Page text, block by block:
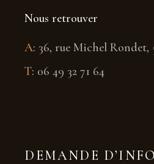
Nous retrouver
A:36, rue Michel Rondet,
T: 06 49 32 71 64
DEMANDE